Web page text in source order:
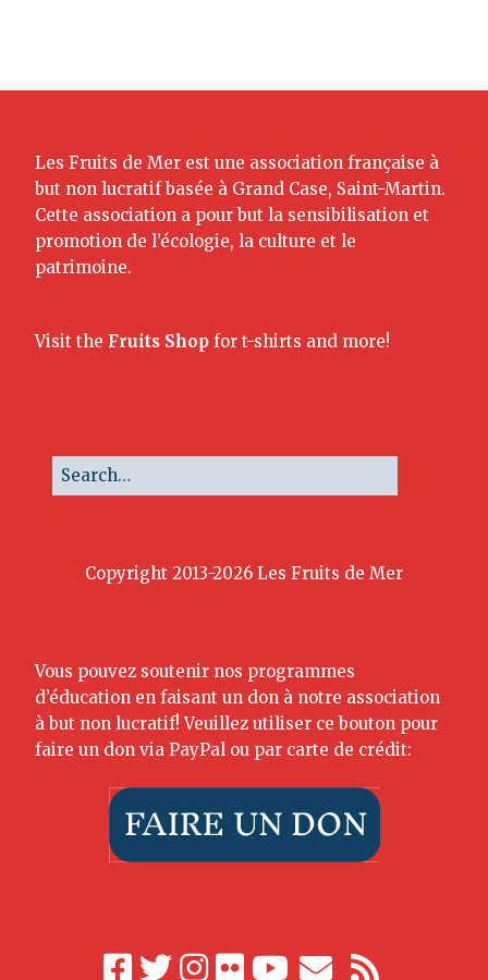
Les Fruits de Mer est une association française à
but non lucratif basée à Grand Case, Saint-Martin.
Cette association a pour but la sensibilisation et
promotion de l’écologie, la culture et le
patrimoine.
Visit the Fruits Shop for t-shirts and more!
Copyright 2013-2026 Les Fruits de Mer
Vous pouvez soutenir nos programmes
d’éducation en faisant un don à notre association
à but non lucratif! Veuillez utiliser ce bouton pour
faire un don via PayPal ou par carte de crédit: